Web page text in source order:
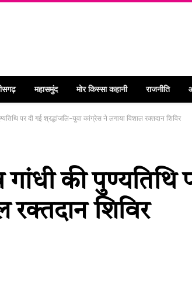
महासमुंद मोर किस्सा कहानी राजनीति
पर दी गई श्रद्धांजलि-युवा कांग्रेस ने लगाया विशाल रक्तदान शिविर
गांधी की पुण्यतिथि
रक्तदान शिविर